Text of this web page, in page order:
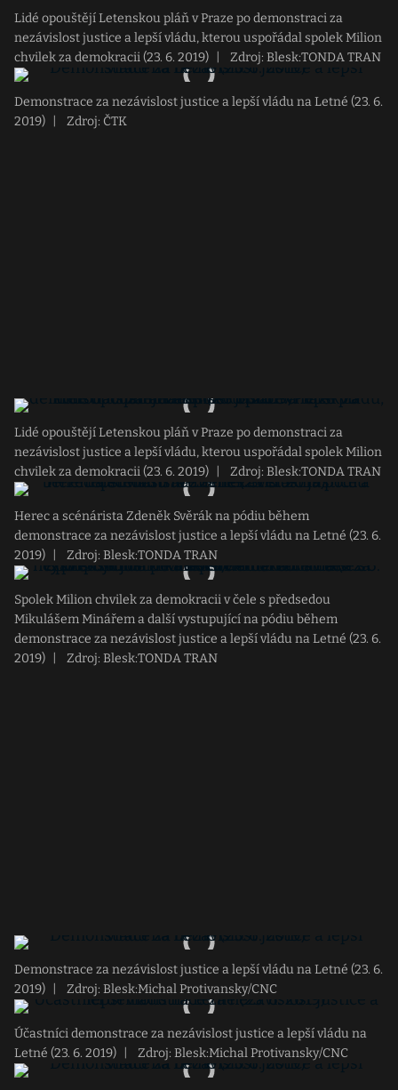
Lidé opouštějí Letenskou pláň v Praze po demonstraci za
nezávislost justice a lepší vládu, kterou uspořádal spolek Milion
chvilek za demokracii (23. 6. 2019)
Zdroj: Blesk:TONDA TRAN
Demonstrace za nezávislost justice a lepší vládu na Letné (23. 6.
2019)
Zdroj: ČTK
Lidé opouštějí Letenskou pláň v Praze po demonstraci za
nezávislost justice a lepší vládu, kterou uspořádal spolek Milion
chvilek za demokracii (23. 6. 2019)
Zdroj: Blesk:TONDA TRAN
Herec a scénárista Zdeněk Svěrák na pódiu během
demonstrace za nezávislost justice a lepší vládu na Letné (23. 6.
2019)
Zdroj: Blesk:TONDA TRAN
Spolek Milion chvilek za demokracii v čele s předsedou
Mikulášem Minářem a další vystupující na pódiu během
demonstrace za nezávislost justice a lepší vládu na Letné (23. 6.
2019)
Zdroj: Blesk:TONDA TRAN
Demonstrace za nezávislost justice a lepší vládu na Letné (23. 6.
2019)
Zdroj: Blesk:Michal Protivansky/CNC
Účastníci demonstrace za nezávislost justice a lepší vládu na
Letné (23. 6. 2019)
Zdroj: Blesk:Michal Protivansky/CNC